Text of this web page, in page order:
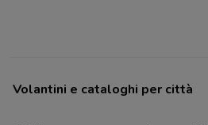
Volantini e cataloghi per città